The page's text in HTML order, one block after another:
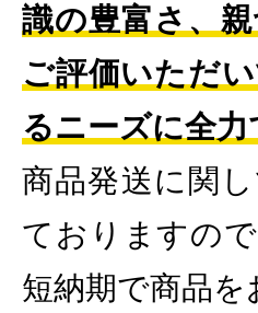
識の豊富さ、
ご評価いただ
るニーズに全
商品発送に関
ておりますの
短納期で商品